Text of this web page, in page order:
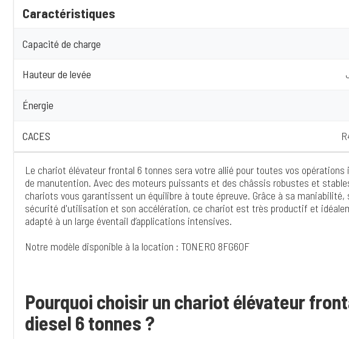
Caractéristiques
Capacité de charge
Hauteur de levée
Énergie
CACES
Le chariot élévateur frontal 6 tonnes sera votre allié pour toutes vos opérations
de manutention. Avec des moteurs puissants et des châssis robustes et
chariots vous garantissent un équilibre à toute épreuve. Grâce à sa maniabilité,
sécurité d'utilisation et son accélération, ce chariot est très productif et
adapté à un large éventail d’applications intensives.
Notre modèle disponible à la location : TONERO 8FG60F
Pourquoi choisir un chariot élévateur
diesel 6 tonnes ?